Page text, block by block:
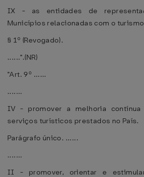
IX - as entidades de
Municípios relacionadas com o
§ 1º (Revogado).
......".(NR)
"Art. 9º ......
.......
IV - promover a melhoria
serviços turísticos prestados no País.
Parágrafo único. ......
.......
II - promover, orientar e